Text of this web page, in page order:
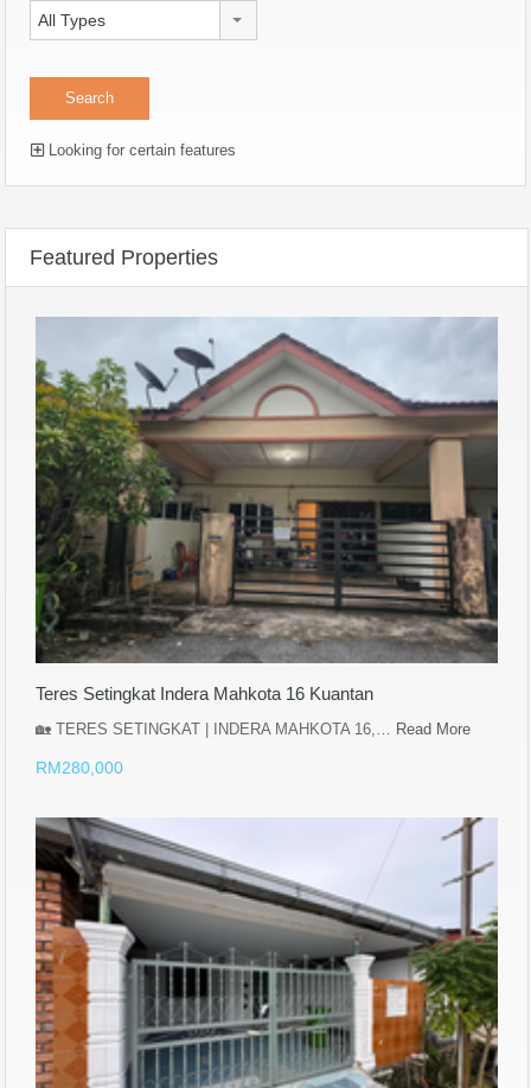
All Types
Looking for certain features
Featured Properties
Teres Setingkat Indera Mahkota 16 Kuantan
🏡 TERES SETINGKAT | INDERA MAHKOTA 16,… Read More
RM280,000